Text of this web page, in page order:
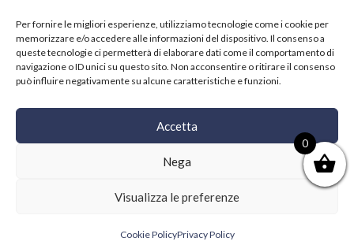
Per fornire le migliori esperienze, utilizziamo tecnologie come i cookie per
memorizzare e/o accedere alle informazioni del dispositivo. Il consenso a
queste tecnologie ci permetterà di elaborare dati come il comportamento di
navigazione o ID unici su questo sito. Non acconsentire o ritirare il consenso
può influire negativamente su alcune caratteristiche e funzioni.
Accetta
Nega
Visualizza le preferenze
Cookie PolicyPrivacy Policy
Copyright © 2021 SushiFushi. All Rights Reserved.
0